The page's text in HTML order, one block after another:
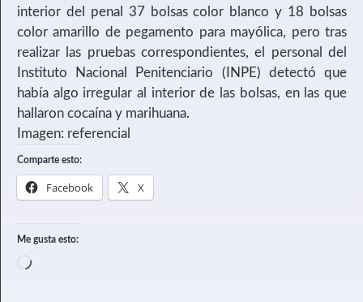
interior del penal 37 bolsas color blanco y 18 bolsas
color amarillo de pegamento para mayólica, pero tras
realizar las pruebas correspondientes, el personal del
Instituto Nacional Penitenciario (INPE) detectó que
había algo irregular al interior de las bolsas, en las que
hallaron cocaína y marihuana.
Imagen: referencial
Comparte esto:
Facebook X
Me gusta esto: